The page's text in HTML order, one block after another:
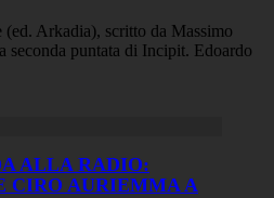
Arkadia), scritto da Massimo
seconda puntata di Incipit. Edoardo
ALLA RADIO:
CIRO AURIEMMA A